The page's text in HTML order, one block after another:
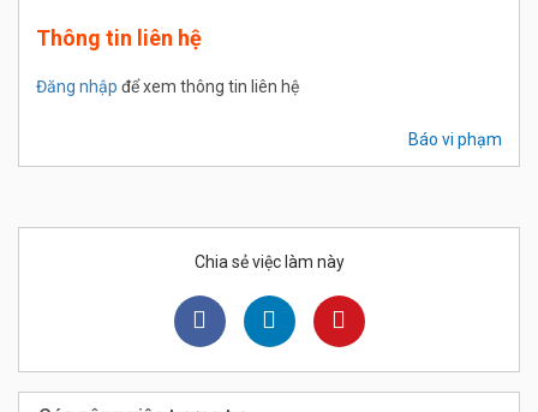
Thông tin liên hệ
Đăng nhập để xem thông tin liên hệ
Báo vi phạm
Chia sẻ việc làm này